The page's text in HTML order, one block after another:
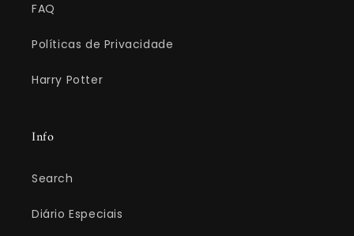
FAQ
Políticas de Privacidade
Harry Potter
Info
Search
Diário Especiais